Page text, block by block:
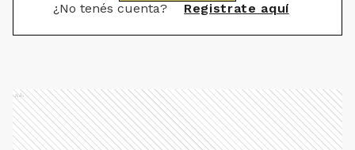
¿No tenés cuenta? Registrate aquí
Ads